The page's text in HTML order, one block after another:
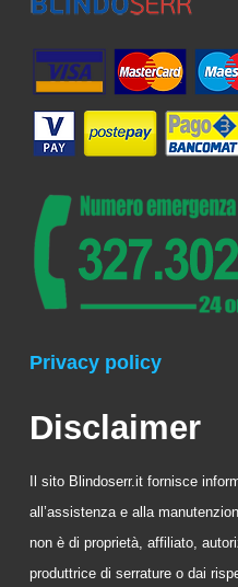
Privacy policy
Disclaimer
Il sito Blindoserr.it fornisce
all’assistenza e alla
non è di proprietà, affiliato,
produttrice di serrature o dai